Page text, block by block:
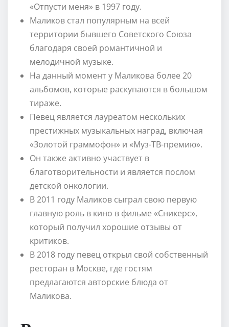
«Отпусти меня» в 1997 году.
Маликов стал популярным на всей
территории бывшего Советского Союза
благодаря своей романтичной и
мелодичной музыке.
На данный момент у Маликова более 20
альбомов, которые раскупаются в большом
тираже.
Певец является лауреатом нескольких
престижных музыкальных наград, включая
«Золотой граммофон» и «Муз-ТВ-премию».
Он также активно участвует в
благотворительности и является послом
детской онкологии.
В 2011 году Маликов сыграл свою первую
главную роль в кино в фильме «Сникерс»,
который получил хорошие отзывы от
критиков.
В 2018 году певец открыл свой собственный
ресторан в Москве, где гостям
предлагаются авторские блюда от
Маликова.